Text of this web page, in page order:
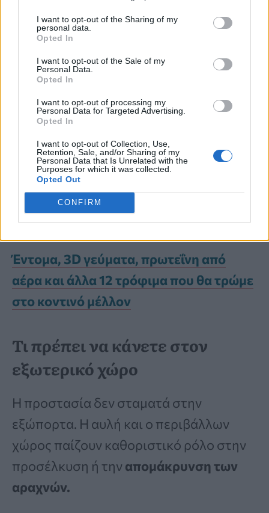
I want to opt-out of the Sharing of my
personal data.
Opted In
I want to opt-out of the Sale of my
Personal Data.
Opted In
I want to opt-out of processing my
Personal Data for Targeted Advertising.
Opted In
I want to opt-out of Collection, Use,
Retention, Sale, and/or Sharing of my
Personal Data that Is Unrelated with the
Purposes for which it was collected.
Opted Out
CONFIRM
των μεθόδων είναι συνήθως προσωρινά.
να έχουν φυσικές εντομοαπωθητικές
μπορούν να ενσωματωθούν στον κήπο
σταπαρτέρια,συμβάλλοντας στη
μείωση της συνολικής παρουσίας
εντόμων γύρω από το σπίτι.
Έντομα, 3D γεύματα, πρωτεΐνη από
αέρα και άλλα 12 τρόφιμα που θα τρώμε
στο κοντινό μέλλον
Τι πρέπει να κάνετε στον
εξωτερικό χώρο
Η προστασία δεν σταματά στην
εξώπορτα. Η αυλή και ο περιβάλλων
χώρος παίζουν καθοριστικό ρόλο στην
προσέλκυση ή την απομάκρυνση των
αραχνών.